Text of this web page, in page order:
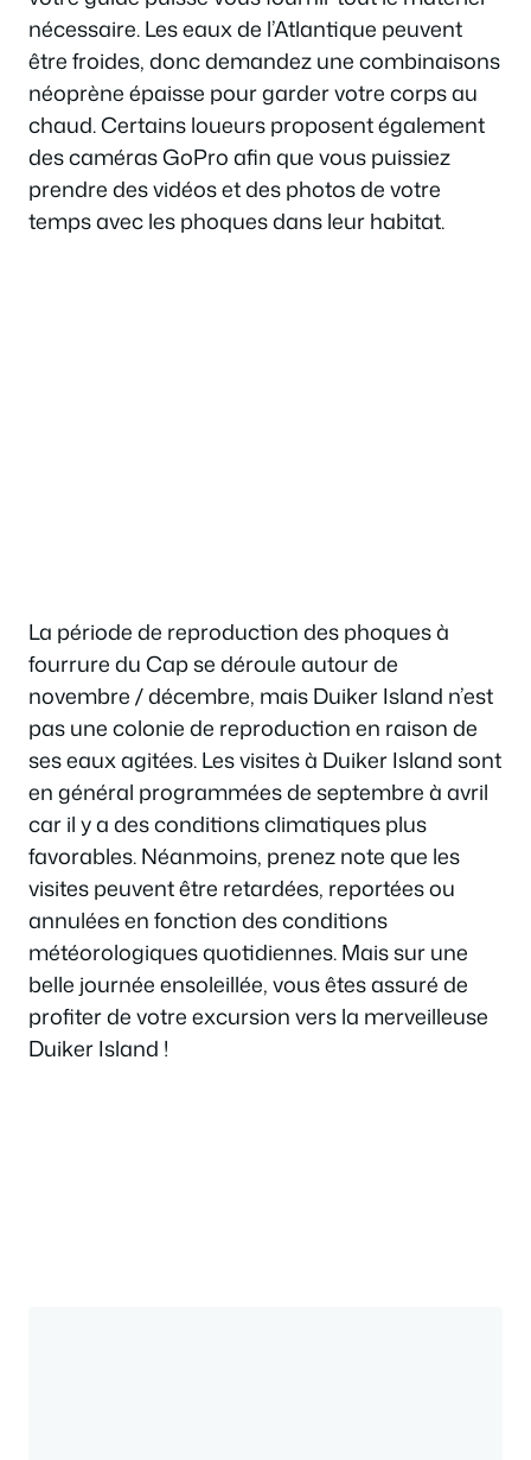
nécessaire. Les eaux de l’Atlantique peuvent
être froides, donc demandez une combinaisons
néoprène épaisse pour garder votre corps au
chaud. Certains loueurs proposent également
des caméras GoPro afin que vous puissiez
prendre des vidéos et des photos de votre
temps avec les phoques dans leur habitat.
La période de reproduction des phoques à
fourrure du Cap se déroule autour de
novembre / décembre, mais Duiker Island n’est
pas une colonie de reproduction en raison de
ses eaux agitées. Les visites à Duiker Island sont
en général programmées de septembre à avril
car il y a des conditions climatiques plus
favorables. Néanmoins, prenez note que les
visites peuvent être retardées, reportées ou
annulées en fonction des conditions
météorologiques quotidiennes. Mais sur une
belle journée ensoleillée, vous êtes assuré de
profiter de votre excursion vers la merveilleuse
Duiker Island !